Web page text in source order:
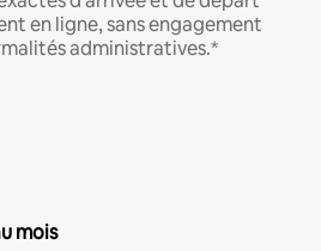
en ligne, sans engagement
administratives.*
mois